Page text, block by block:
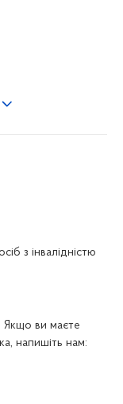
з інвалідністю
Якщо ви маєте
напишіть нам: